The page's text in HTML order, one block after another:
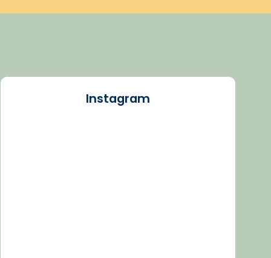
Instagram